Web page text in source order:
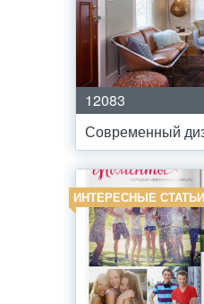
12083
Современный
ИНТЕРЕСНЫЕ СТАТЬИ